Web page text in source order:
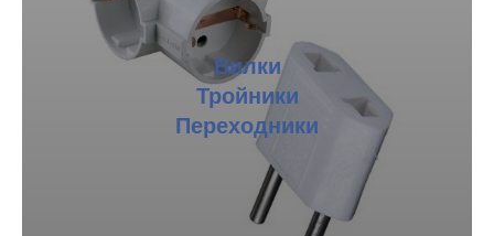
Вилки
Тройники
Переходники